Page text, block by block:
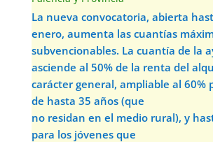
La nueva convocatoria, abierta
enero, aumenta las cuantías
subvencionables. La cuantía de la
asciende al 50% de la renta del
carácter general, ampliable al 60%
de hasta 35 años (que
no residan en el medio rural), y
para los jóvenes que